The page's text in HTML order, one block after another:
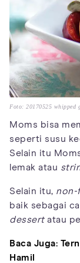
Foto: 20170525 whipped
Moms bisa
seperti susu
Selain itu
lemak atau
Selain itu, non-
baik sebagai
dessertatau
Baca Juga:
Hamil